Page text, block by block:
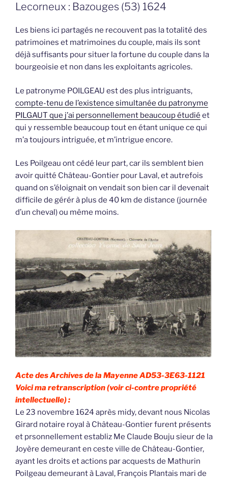
Lecorneux : Bazouges (53) 1624
Les biens ici partagés ne recouvent pas la totalité des
patrimoines et matrimoines du couple, mais ils sont
déjà suffisants pour situer la fortune du couple dans la
bourgeoisie et non dans les exploitants agricoles.
Le patronyme POILGEAU est des plus intriguants,
compte-tenu de l’existence simultanée du patronyme
PILGAUT que j’ai personnellement beaucoup étudié et
qui y ressemble beaucoup tout en étant unique ce qui
m’a toujours intriguée, et m’intrigue encore.
Les Poilgeau ont cédé leur part, car ils semblent bien
avoir quitté Château-Gontier pour Laval, et autrefois
quand on s’éloignait on vendait son bien car il devenait
difficile de gérér à plus de 40 km de distance (journée
d’un cheval) ou même moins.
Acte des Archives de la Mayenne AD53-3E63-1121
Voici ma retranscription (voir ci-contre propriété
intellectuelle) :
Le 23 novembre 1624 après midy, devant nous Nicolas
Girard notaire royal à Château-Gontier furent présents
et prsonnellement establiz Me Claude Bouju sieur de la
Joyère demeurant en ceste ville de Château-Gontier,
ayant les droits et actions par acquests de Mathurin
Poilgeau demeurant à Laval, François Plantais mari de